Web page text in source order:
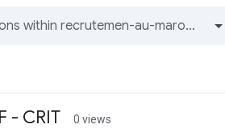
- CRIT 0 views